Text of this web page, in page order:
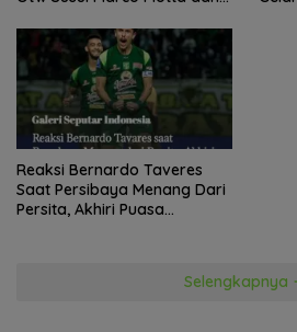
Trofi?
Reaksi Bernardo Taveres
Saat Persibaya Menang Dari
Persita, Akhiri Puasa
Selengkapnya